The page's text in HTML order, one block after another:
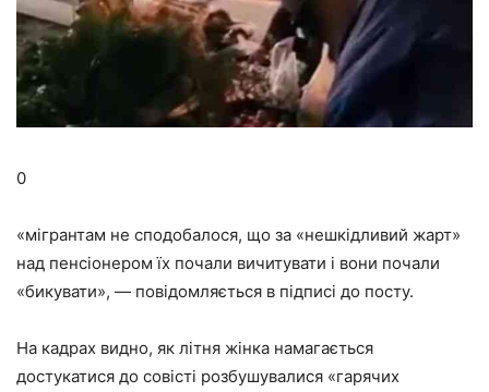
0
«мігрантам не сподобалося, що за «нешкідливий жарт»
над пенсіонером їх почали вичитувати і вони почали
«бикувати», — повідомляється в підписі до посту.
На кадрах видно, як літня жінка намагається
достукатися до совісті розбушувалися «гарячих